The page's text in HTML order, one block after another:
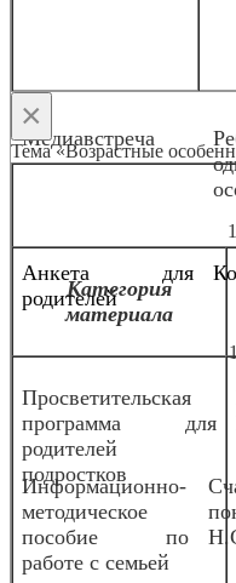
Медиавстреча
Анкета для
родителей
Информационно-
методическое
пособие по
работе с семьей
×
Тема «Возрастные
Категория
материала
Просветительская
программа для
родителей
подростков